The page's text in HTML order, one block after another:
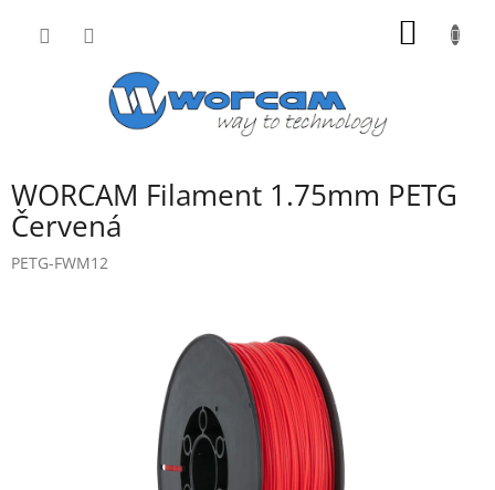
WORCAM Filament 1.75mm PETG
Červená
PETG-FWM12